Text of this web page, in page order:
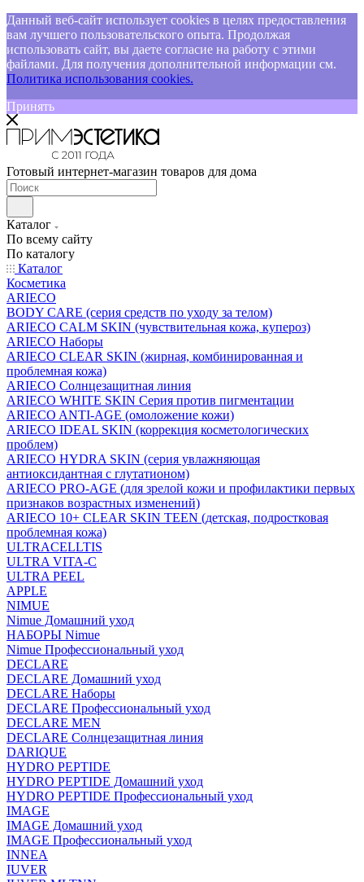
Данный веб-сайт использует cookies в целях предоставления
вам лучшего пользовательского опыта. Продолжая
использовать сайт, вы даете согласие на работу с этими
файлами. Для получения дополнительной информации см.
Политика использования cookies.
Принять
Готовый интернет-магазин товаров для дома
Каталог
По всему сайту
По каталогу
Каталог
Косметика
ARIECO
BODY CARE (серия средств по уходу за телом)
ARIECO CALM SKIN (чувствительная кожа, купероз)
ARIECO Наборы
ARIECO CLEAR SKIN (жирная, комбинированная и
проблемная кожа)
ARIECO Солнцезащитная линия
ARIECO WHITE SKIN Серия против пигментации
ARIECO ANTI-AGE (омоложение кожи)
ARIECO IDEAL SKIN (коррекция косметологических
проблем)
ARIECO HYDRA SKIN (серия увлажняющая
антиоксидантная с глутатионом)
ARIECO PRO-AGE (для зрелой кожи и профилактики первых
признаков возрастных изменений)
ARIECO 10+ CLEAR SKIN TEEN (детская, подростковая
проблемная кожа)
ULTRACELLTIS
ULTRA VITA-C
ULTRA PEEL
APPLE
NIMUE
Nimue Домашний уход
НАБОРЫ Nimue
Nimue Профессиональный уход
DECLARE
DECLARE Домашний уход
DECLARE Наборы
DECLARE Профессиональный уход
DECLARE MEN
DECLARE Солнцезащитная линия
DARIQUE
HYDRO PEPTIDE
HYDRO PEPTIDE Домашний уход
HYDRO PEPTIDE Профессиональный уход
IMAGE
IMAGE Домашний уход
IMAGE Профессиональный уход
INNEA
IUVER